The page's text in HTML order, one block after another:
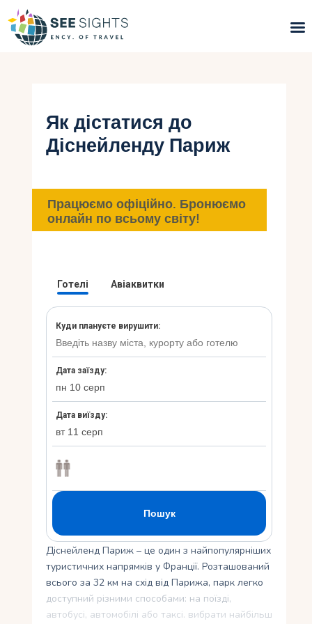
Гарячі тури
Типи Турів
Інфо
Контакти
Як дістатися до
Діснейленду Париж
Працюємо офіційно. Бронюємо
онлайн по всьому світу!
Діснейленд Париж – це один з найпопулярніших
туристичних напрямків у Франції. Розташований
всього за 32 км на схід від Парижа, парк легко
доступний різними способами: на поїзді,
автобусі, автомобілі або таксі. вибрати найбільш